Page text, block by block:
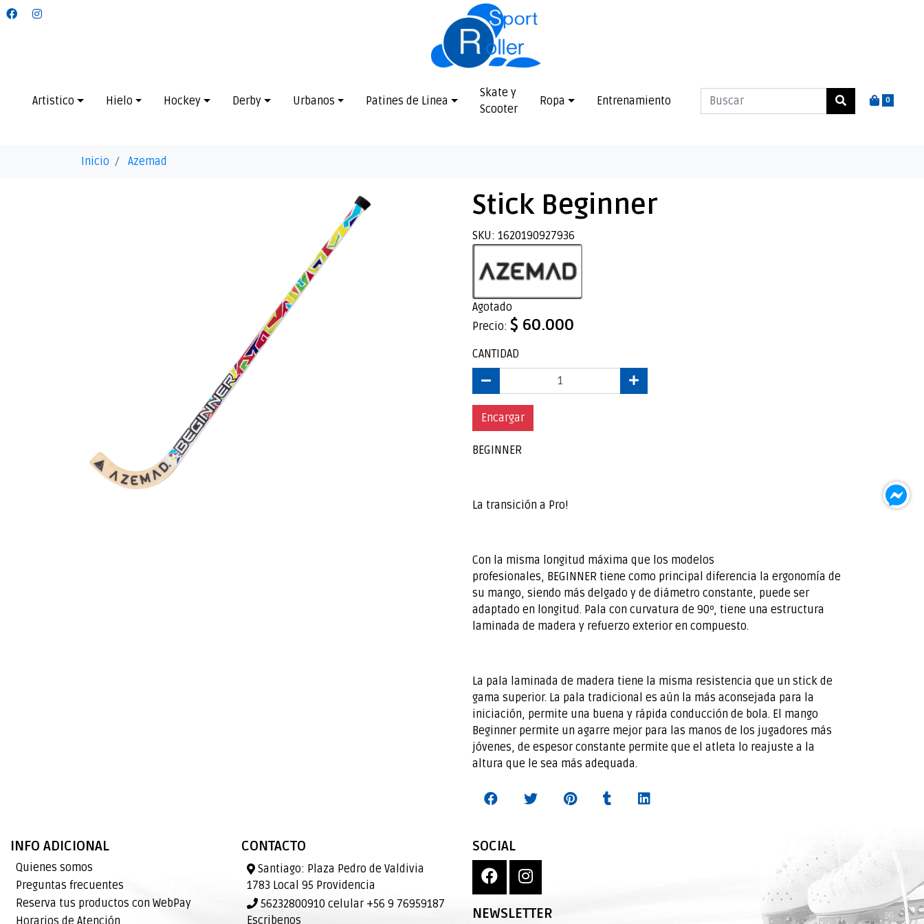
0
Artistico Hielo Hockey Derby Urbanos Patines de Linea
Skate y
Scooter
Ropa Entrenamiento
Inicio Azemad
Stick Beginner
SKU: 1620190927936
Agotado
Precio: $ 60.000
CANTIDAD
Encargar
BEGINNER
La transición a Pro!
Con la misma longitud máxima que los modelos
profesionales, BEGINNER tiene como principal diferencia la ergonomía de
su mango, siendo más delgado y de diámetro constante, puede ser
adaptado en longitud. Pala con curvatura de 90º, tiene una estructura
laminada de madera y refuerzo exterior en compuesto.
La pala laminada de madera tiene la misma resistencia que un stick de
gama superior. La pala tradicional es aún la más aconsejada para la
iniciación, permite una buena y rápida conducción de bola. El mango
Beginner permite un agarre mejor para las manos de los jugadores más
jóvenes, de espesor constante permite que el atleta lo reajuste a la
altura que le sea más adequada.‍
INFO ADICIONAL
Quienes somos
Preguntas frecuentes
Reserva tus productos con WebPay
CONTACTO
Santiago: Plaza Pedro de Valdivia
1783 Local 95 Providencia
56232800910 celular +56 9 76959187
Escribenos
SOCIAL
NEWSLETTER